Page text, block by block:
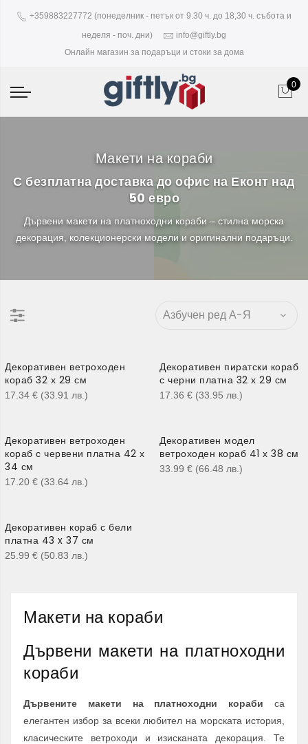
+359883227772 (понеделник - петък от 9.30 ч. до 18,30 ч. събота и
неделя - поч. дни)
info@giftly.bg
Онлайн магазин за подаръци и стоки за дома
0
Макети на кораби
С безплатна доставка до офис на Еконт над
50 евро
Дървени макети на платноходни кораби – стилна морска
декорация, колекционерски модели и оригинални подаръци.
Декоративен ветроходен
кораб 32 х 29 см
17.34 € (33.91 лв. )
Декоративен пиратски кораб
с черни платна 32 х 29 см
17.36 € (33.95 лв. )
Декоративен ветроходен
кораб с червени платна 42 х
34 см
17.20 € (33.64 лв. )
Декоративен модел
ветроходен кораб 41 х 38 см
33.99 € (66.48 лв. )
Декоративен кораб с бели
платна 43 x 37 см
25.99 € (50.83 лв. )
Макети на кораби
Дървени макети на платноходни
кораби
Дървените макети на платноходни кораби са
елегантен избор за всеки любител на морската история,
класическите ветроходи и изисканата декорация. Те